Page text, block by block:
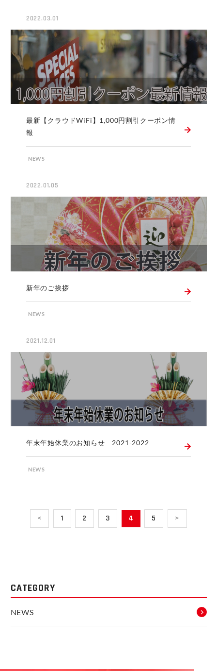
2022.03.01
最新【クラウドWiFi】1,000円割引クーポン情
報
NEWS
2022.01.05
新年のご挨拶
NEWS
2021.12.01
年末年始休業のお知らせ 2021-2022
NEWS
< 1 2 3 4 5 >
CATEGORY
NEWS